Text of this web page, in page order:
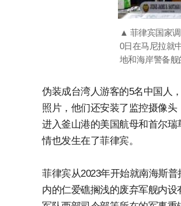
▲ 菲律宾国家
0日在马尼拉就
地和海岸警备
伪装成台湾人游客的5名中国人
照片，他们还安装了监控摄像
进入釜山港的美国航母和首尔
情也发生在了菲律宾。
菲律宾从2023年开始就南海斯
内的仁爱礁搁浅的废弃军舰内